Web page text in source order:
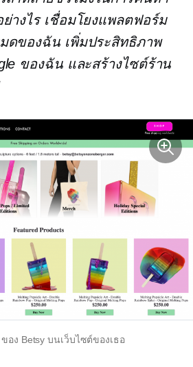
ย่างไร เชื่อมโยงแพลตฟอร์ม
ดของฉัน เพิ่มประสิทธิภาพ
ของฉัน และสร้างไซต์ร้าน
อง Betsy บนเว็บไซต์ของเธอ